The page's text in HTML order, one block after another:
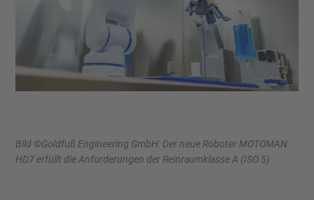
Bild ©Goldfuß Engineering GmbH: Der neue Roboter MOTOMAN
HD7 erfüllt die Anforderungen der Reinraumklasse A (ISO 5)